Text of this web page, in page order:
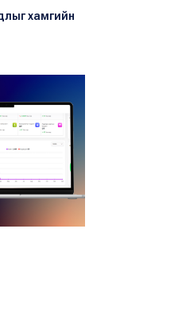
хамгийн